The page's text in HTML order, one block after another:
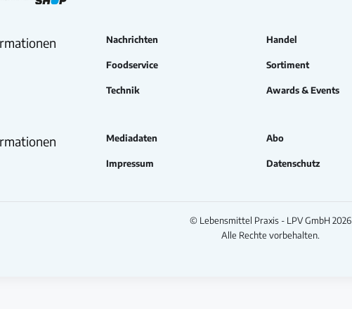
Nachrichten Handel
Foodservice Sortiment
Technik Awards & Events
Mediadaten Abo
Impressum Datenschutz
© Lebensmittel Praxis - LPV GmbH 2026
Alle Rechte vorbehalten.